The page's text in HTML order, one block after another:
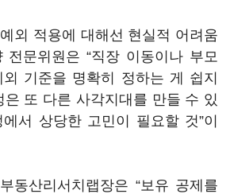
외 적용에 대해선 현실적 어려움
전문위원은 “직장 이동이나 부모
기준을 명확히 정하는 게 쉽지
은 또 다른 사각지대를 만들 수 있
서 상당한 고민이 필요할 것”이
동산리서치랩장은 “보유 공제를